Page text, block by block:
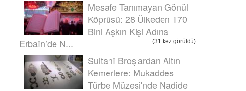
Mesafe Tanımayan Gönül
Köprüsü: 28 Ülkeden 170
Bini Aşkın Kişi Adına
Erbaîn’de N...
(31 kez görüldü)
Sultanî Broşlardan Altın
Kemerlere: Mukaddes
Türbe Müzesi'nde Nadide